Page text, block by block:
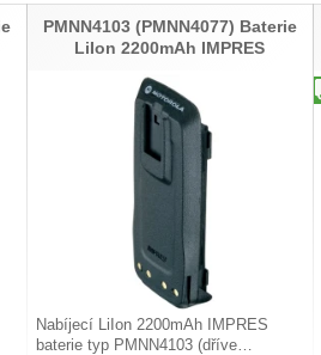
PMNN4103 (PMNN4077) Baterie
LiIon 2200mAh IMPRES
Nabíjecí LiIon 2200mAh IMPRES
baterie typ PMNN4103 (dříve…